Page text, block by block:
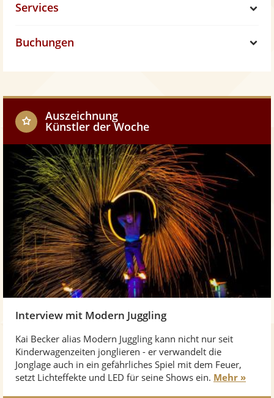
Services
Auszeichnung
Künstler der Woche
Interview mit Modern Juggling
Kai Becker alias Modern Juggling kann nicht nur seit
Kinderwagenzeiten jonglieren - er verwandelt die
Jonglage auch in ein gefährliches Spiel mit dem Feuer,
setzt Lichteffekte und LED für seine Shows ein. Mehr »
w
Buchungen